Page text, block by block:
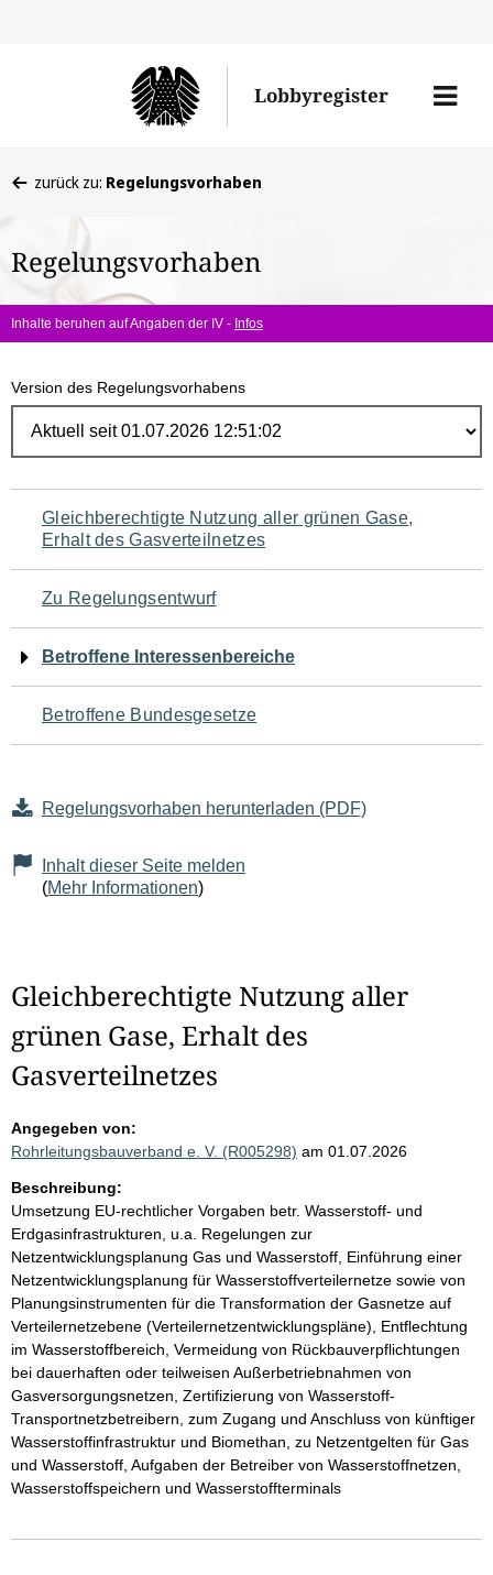
Lobbyregister
Menü
befinden
hier:
zurück zu: Regelungsvorhaben
Regelungsvorhaben
Inhalte beruhen auf Angaben der IV - Infos
Version des Regelungsvorhabens
Navigation
für
den
Seiteninhalt
Gleichberechtigte Nutzung aller grünen Gase,
Erhalt des Gasverteilnetzes
Zu Regelungsentwurf
Betroffene Interessenbereiche
Betroffene Bundesgesetze
Regelungsvorhaben herunterladen (PDF)
Inhalt dieser Seite melden
(Mehr Informationen)
Gleichberechtigte Nutzung aller
grünen Gase, Erhalt des
Gasverteilnetzes
Angegeben von:
Rohrleitungsbauverband e. V. (R005298) am 01.07.2026
Beschreibung:
Umsetzung EU-rechtlicher Vorgaben betr. Wasserstoff- und
Erdgasinfrastrukturen, u.a. Regelungen zur
Netzentwicklungsplanung Gas und Wasserstoff, Einführung einer
Netzentwicklungsplanung für Wasserstoffverteilernetze sowie von
Planungsinstrumenten für die Transformation der Gasnetze auf
Verteilernetzebene (Verteilernetzentwicklungspläne), Entflechtung
im Wasserstoffbereich, Vermeidung von Rückbauverpflichtungen
bei dauerhaften oder teilweisen Außerbetriebnahmen von
Gasversorgungsnetzen, Zertifizierung von Wasserstoff-
Transportnetzbetreibern, zum Zugang und Anschluss von künftiger
Wasserstoffinfrastruktur und Biomethan, zu Netzentgelten für Gas
und Wasserstoff, Aufgaben der Betreiber von Wasserstoffnetzen,
Wasserstoffspeichern und Wasserstoffterminals